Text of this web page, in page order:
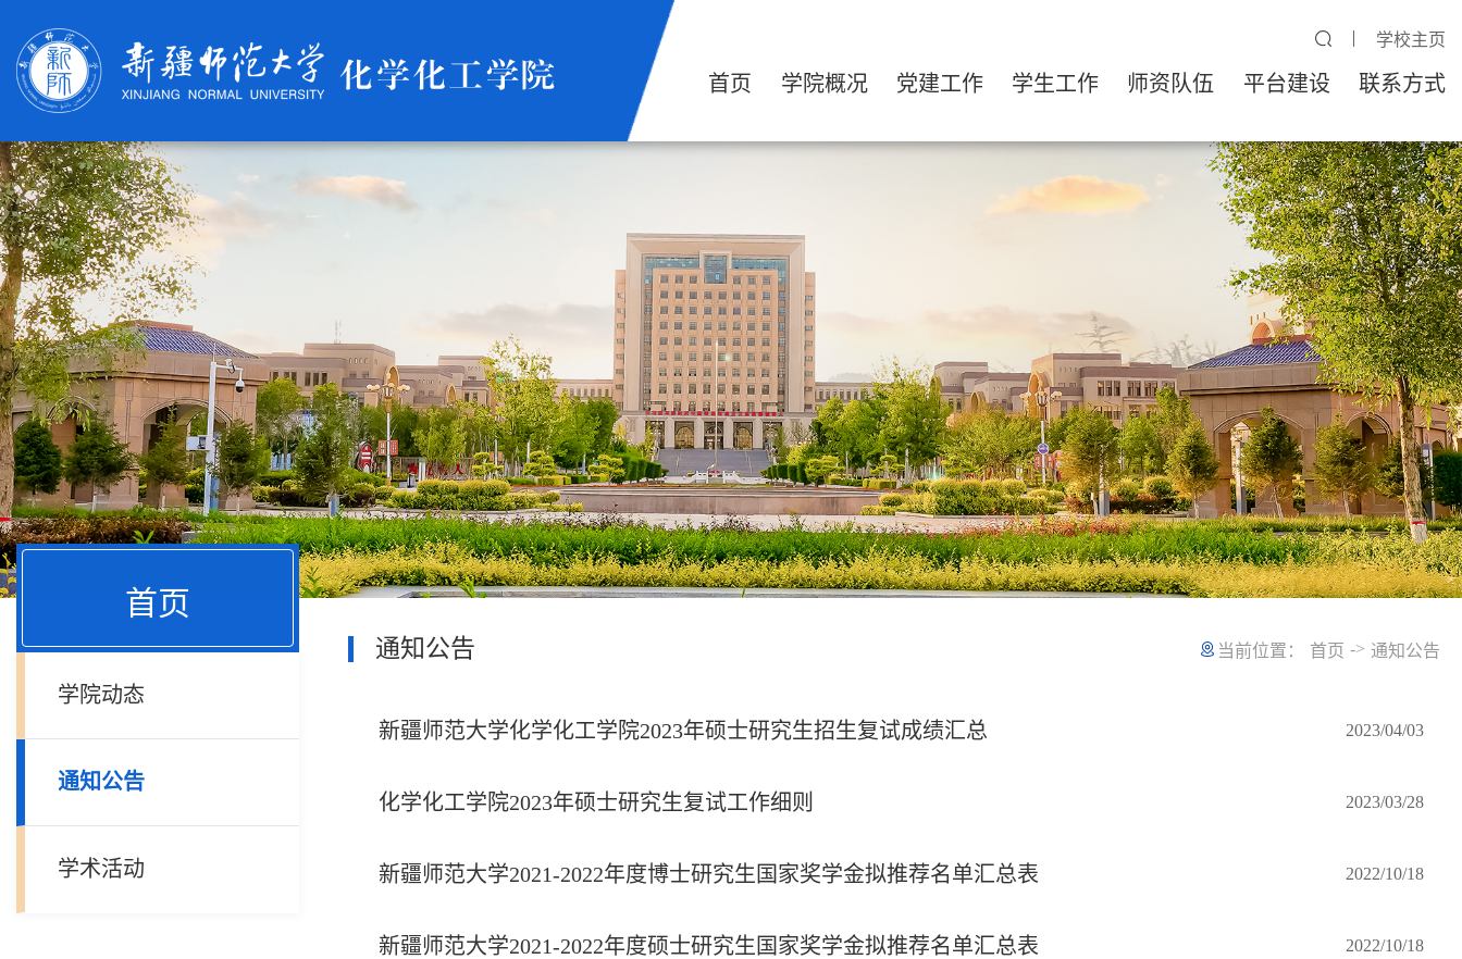
学校主页
首页 学院概况 党建工作 学生工作 师资队伍 平台建设 联系方式
首页
学院动态
通知公告
学术活动
通知公告 当前位置： 首页 -> 通知公告
新疆师范大学化学化工学院2023年硕士研究生招生复试成绩汇总 2023/04/03
化学化工学院2023年硕士研究生复试工作细则 2023/03/28
新疆师范大学2021-2022年度博士研究生国家奖学金拟推荐名单汇总表 2022/10/18
新疆师范大学2021-2022年度硕士研究生国家奖学金拟推荐名单汇总表 2022/10/18